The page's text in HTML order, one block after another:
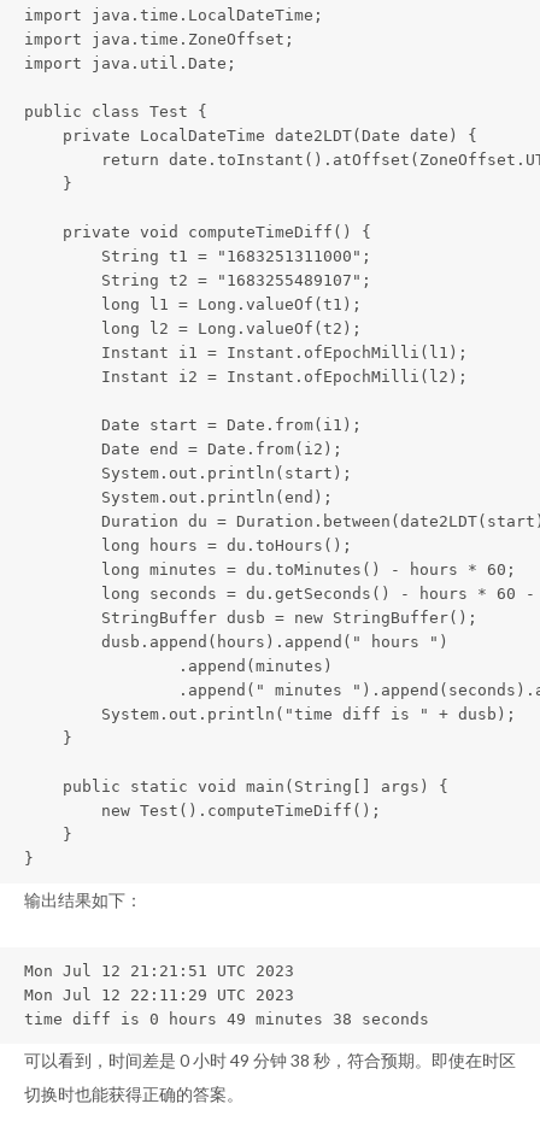
import java.time.LocalDateTime;
import java.time.ZoneOffset;
import java.util.Date;
public class Test {
    private LocalDateTime date2LDT(Date date) {
return
    }
    private void computeTimeDiff() {
        String t1 = "1683251311000";
        String t2 = "1683255489107";
        long l1 = Long.valueOf(t1);
        long l2 = Long.valueOf(t2);
        Instant i1 = Instant.ofEpochMilli(l1);
        Instant i2 = Instant.ofEpochMilli(l2);
        Date start = Date.from(i1);
        Date end = Date.from(i2);
        System.out.println(start);
        System.out.println(end);
Duration du =
        long hours = du.toHours();
        long minutes = du.toMinutes() - hours * 60;
long seconds = du.getSeconds() - hours * 60
        StringBuffer dusb = new StringBuffer();
        dusb.append(hours).append(" hours ")
                .append(minutes)
.append(" minutes
        System.out.println("time diff is " + dusb);
    }
    public static void main(String[] args) {
        new Test().computeTimeDiff();
    }
}
输出结果如下：
Mon Jul 12 21:21:51 UTC 2023
Mon Jul 12 22:11:29 UTC 2023
time diff is 0 hours 49 minutes 38 seconds
可以看到，时间差是 0 小时 49 分钟 38 秒，符合预期。即使在时区
切换时也能获得正确的答案。